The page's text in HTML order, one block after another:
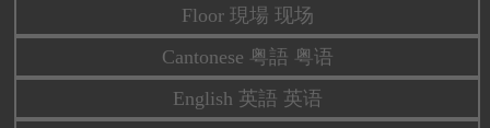
Floor 現場 现场
Cantonese 粤語 粤语
English 英語 英语